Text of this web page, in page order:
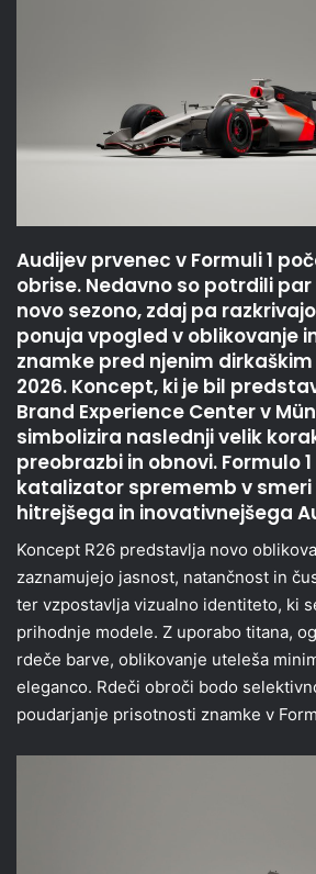
Audijev prvenec v Formuli 1
obrise. Nedavno so potrdili
novo sezono, zdaj pa
ponuja vpogled v oblikovanje
znamke pred njenim
2026. Koncept, ki je bil
Brand Experience Center v
simbolizira naslednji velik
preobrazbi in obnovi. Formulo
katalizator sprememb v smeri
hitrejšega in inovativnejšega
Koncept R26 predstavlja novo
zaznamujejo jasnost, natančnost in
ter vzpostavlja vizualno identiteto, ki
prihodnje modele. Z uporabo titana,
rdeče barve, oblikovanje uteleša
eleganco. Rdeči obroči bodo
poudarjanje prisotnosti znamke v